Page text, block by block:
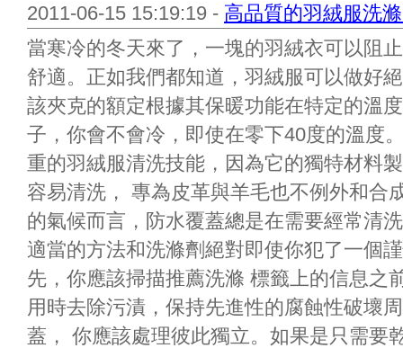
2011-06-15 15:19:19 - 高品質的羽絨服洗
當寒冷的冬天來了，一塊的羽絨衣可以阻
舒適。正如我們都知道，羽絨服可以做好
該夾克的額定根據其保暖功能在特定的溫
子，你會不會冷，即使在零下40度的溫度
重的羽絨服清洗技能，因為它的獨特材料
容易清洗， 專為皮革與羊毛也不例外和合
的氣候而言，防水覆蓋總是在需要經常清
適當的方法和洗滌劑絕對即使你犯了一個
先，你應該掃描推薦洗滌 標籤上的信息之
用時去除污漬，保持先進性的腐蝕性破壞
蓋， 你應該處理彼此獨立。如果是只需要